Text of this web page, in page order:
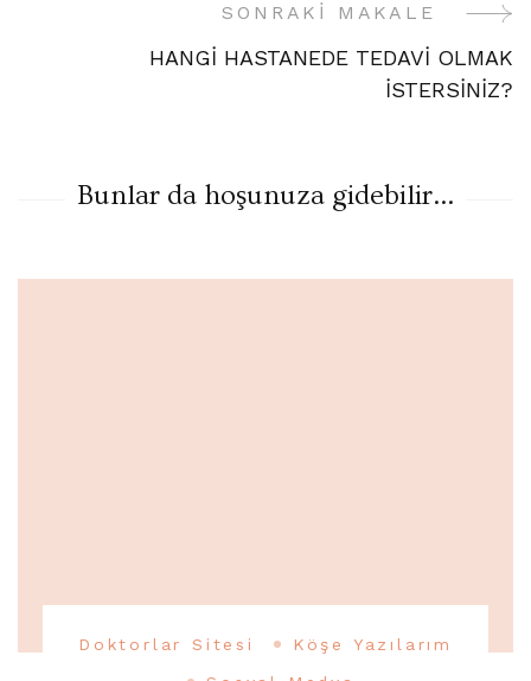
SONRAKI MAKALE
HANGİ HASTANEDE TEDAVİ OLMAK
İSTERSİNİZ?
Bunlar da hoşunuza gidebilir...
Doktorlar Sitesi
Köşe Yazılarım